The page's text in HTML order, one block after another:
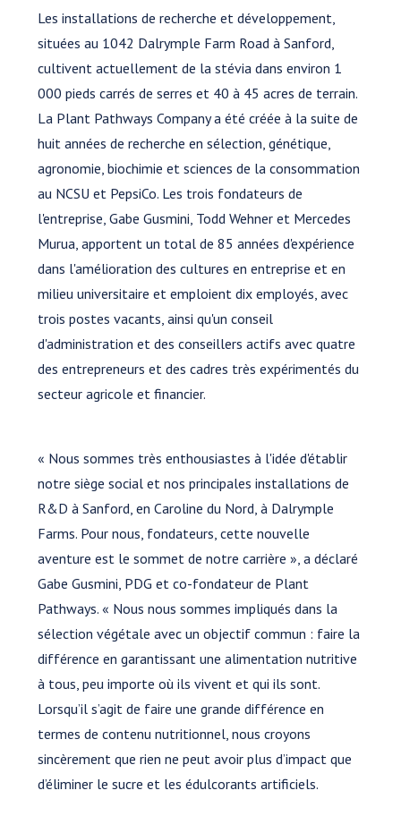
Les installations de recherche et développement,
situées au 1042 Dalrymple Farm Road à Sanford,
cultivent actuellement de la stévia dans environ 1
000 pieds carrés de serres et 40 à 45 acres de terrain.
La Plant Pathways Company a été créée à la suite de
huit années de recherche en sélection, génétique,
agronomie, biochimie et sciences de la consommation
au NCSU et PepsiCo. Les trois fondateurs de
l'entreprise, Gabe Gusmini, Todd Wehner et Mercedes
Murua, apportent un total de 85 années d'expérience
dans l'amélioration des cultures en entreprise et en
milieu universitaire et emploient dix employés, avec
trois postes vacants, ainsi qu'un conseil
d'administration et des conseillers actifs avec quatre
des entrepreneurs et des cadres très expérimentés du
secteur agricole et financier.
« Nous sommes très enthousiastes à l'idée d'établir
notre siège social et nos principales installations de
R&D à Sanford, en Caroline du Nord, à Dalrymple
Farms. Pour nous, fondateurs, cette nouvelle
aventure est le sommet de notre carrière », a déclaré
Gabe Gusmini, PDG et co-fondateur de Plant
Pathways. « Nous nous sommes impliqués dans la
sélection végétale avec un objectif commun : faire la
différence en garantissant une alimentation nutritive
à tous, peu importe où ils vivent et qui ils sont.
Lorsqu’il s’agit de faire une grande différence en
termes de contenu nutritionnel, nous croyons
sincèrement que rien ne peut avoir plus d’impact que
d’éliminer le sucre et les édulcorants artificiels.